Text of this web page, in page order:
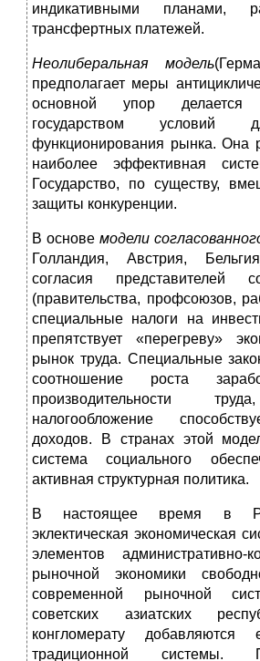
индикативными планами,
трансфертных платежей.
Неолиберальная модель
предполагает меры
основной упор делается
государством условий
функционирования рынка. Она
наиболее эффективная
Государство, по существу,
защиты конкуренции.
В основе модели
Голландия, Австрия,
согласия представителей
(правительства, профсоюзов,
специальные налоги на
препятствует «перегреву»
рынок труда. Специальные
соотношение роста
производительности
налогообложение
доходов. В странах этой
система социального
активная структурная политика.
В настоящее время в
эклектическая экономическая
элементов административно-
рыночной экономики
современной рыночной
советских азиатских
конгломерату
традиционной системы.